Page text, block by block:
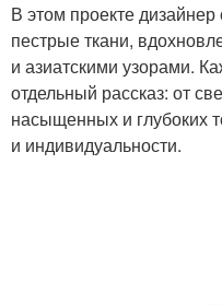
В этом проекте
пестрые ткани,
и азиатскими узорами.
отдельный рассказ: от
насыщенных и глубоких
и индивидуальности.